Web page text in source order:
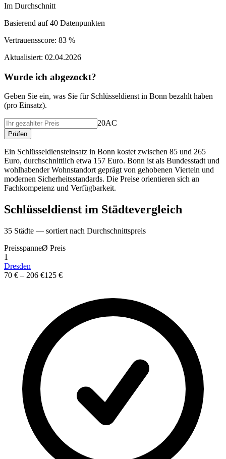
Im Durchschnitt
Basierend auf40 Datenpunkten
Vertrauensscore: 83 %
Aktualisiert: 02.04.2026
Wurde ich abgezockt?
Geben Sie ein, was Sie für Schlüsseldienst in Bonn bezahlt haben
(pro Einsatz).
20AC
Prüfen
Ein Schlüsseldiensteinsatz in Bonn kostet zwischen 85 und 265
Euro, durchschnittlich etwa 157 Euro. Bonn ist als Bundesstadt und
wohlhabender Wohnstandort geprägt von gehobenen Vierteln und
modernen Sicherheitsstandards. Die Preise orientieren sich an
Fachkompetenz und Verfügbarkeit.
Schlüsseldienst im Städtevergleich
35 Städte — sortiert nach Durchschnittspreis
PreisspanneØ Preis
1
Dresden
70 € – 206 €125 €